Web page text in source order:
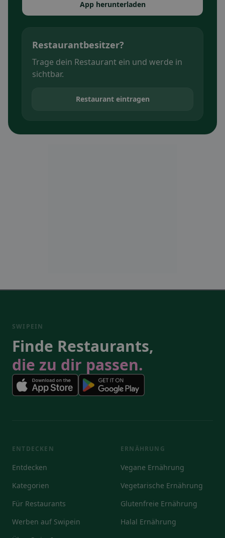
App herunterladen
Restaurantbesitzer?
Trage dein Restaurant ein und werde in
sichtbar.
Restaurant eintragen
SWIPEIN
Finde Restaurants,
die zu dir passen.
ENTDECKEN
Entdecken
Kategorien
Für Restaurants
Werben auf Swipein
ERNÄHRUNG
Vegane Ernährung
Vegetarische Ernährung
Glutenfreie Ernährung
Halal Ernährung